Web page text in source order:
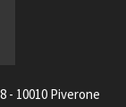
- 10010 Piverone